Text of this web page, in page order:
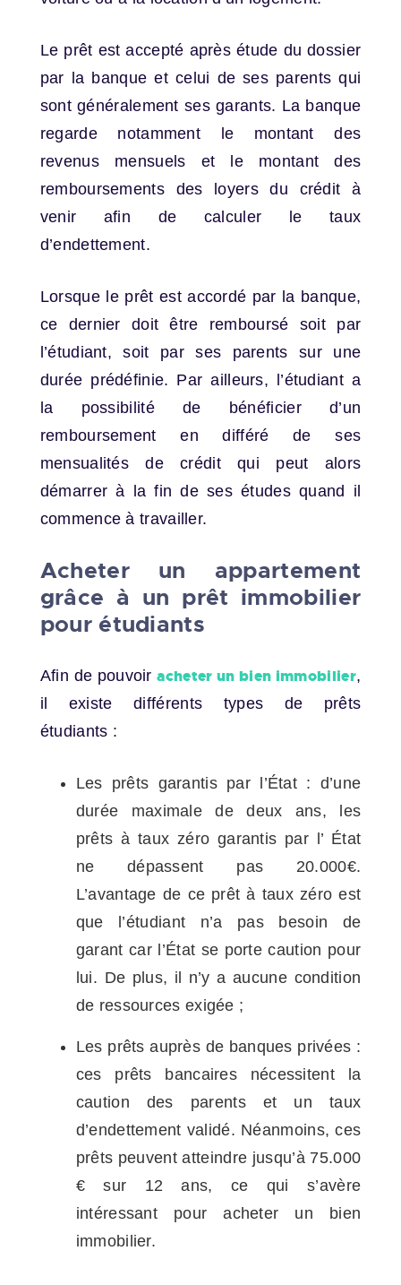
Le prêt est accepté après étude du dossier
par la banque et celui de ses parents qui
sont généralement ses garants. La banque
regarde notamment le montant des
revenus mensuels et le montant des
remboursements des loyers du crédit à
venir afin de calculer le taux
d’endettement.
Lorsque le prêt est accordé par la banque,
ce dernier doit être remboursé soit par
l’étudiant, soit par ses parents sur une
durée prédéfinie. Par ailleurs, l’étudiant a
la possibilité de bénéficier d’un
remboursement en différé de ses
mensualités de crédit qui peut alors
démarrer à la fin de ses études quand il
commence à travailler.
Acheter un appartement
grâce à un prêt immobilier
pour étudiants
Afin de pouvoiracheter un bien immobilier,
il existe différents types de prêts
étudiants :
Les prêts garantis par l’État : d’une
durée maximale de deux ans, les
prêts à taux zéro garantis par l’ État
ne dépassent pas 20.000€.
L’avantage de ce prêt à taux zéro est
que l’étudiant n’a pas besoin de
garant car l’État se porte caution pour
lui. De plus, il n’y a aucune condition
de ressources exigée ;
Les prêts auprès de banques privées :
ces prêts bancaires nécessitent la
caution des parents et un taux
d’endettement validé. Néanmoins, ces
prêts peuvent atteindre jusqu’à 75.000
€ sur 12 ans, ce qui s’avère
intéressant pour acheter un bien
immobilier.